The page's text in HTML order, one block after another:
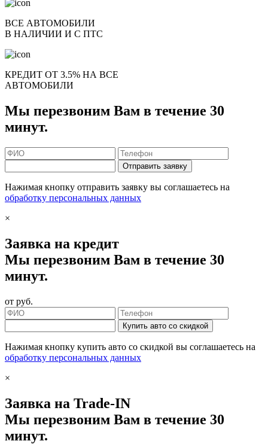
ВСЕ АВТОМОБИЛИ
В НАЛИЧИИ И С ПТС
КРЕДИТ ОТ 3.5% НА ВСЕ
АВТОМОБИЛИ
Мы перезвоним Вам в течение 30
минут.
Отправить заявку
Нажимая кнопку отправить заявку вы соглашаетесь на
обработку персональных данных
×
Заявка на кредит
Мы перезвоним Вам в течение 30
минут.
от руб.
Купить авто со скидкой
Нажимая кнопку купить авто со скидкой вы соглашаетесь на
обработку персональных данных
×
Заявка на Trade-IN
Мы перезвоним Вам в течение 30
минут.